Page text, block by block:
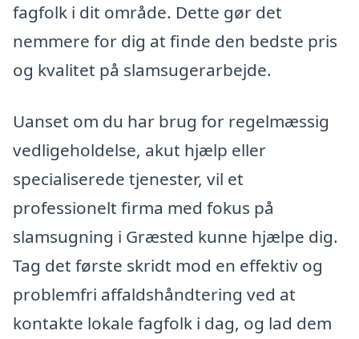
fagfolk i dit område. Dette gør det
nemmere for dig at finde den bedste pris
og kvalitet på slamsugerarbejde.
Uanset om du har brug for regelmæssig
vedligeholdelse, akut hjælp eller
specialiserede tjenester, vil et
professionelt firma med fokus på
slamsugning i Græsted kunne hjælpe dig.
Tag det første skridt mod en effektiv og
problemfri affaldshåndtering ved at
kontakte lokale fagfolk i dag, og lad dem